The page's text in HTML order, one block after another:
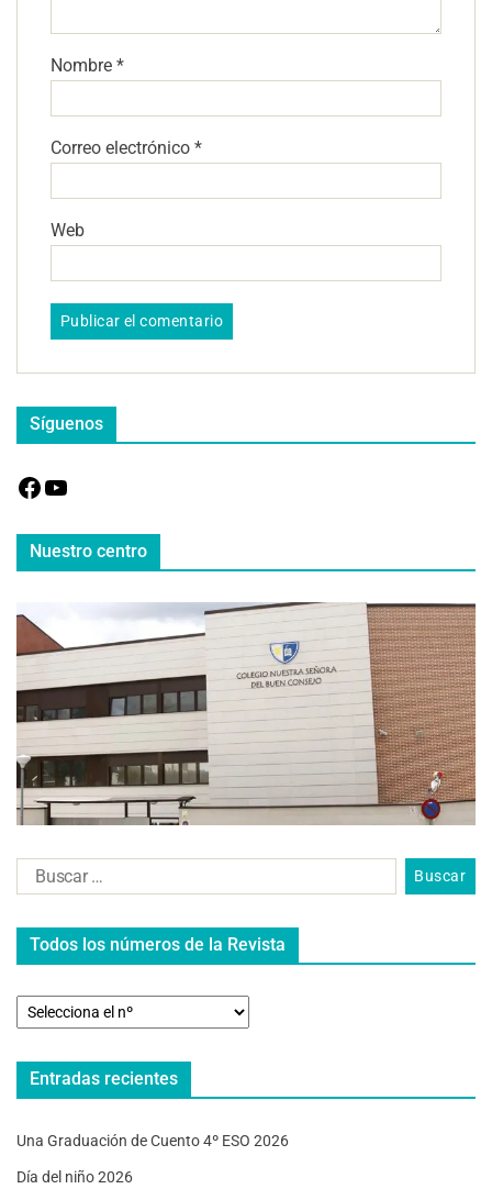
Nombre *
Correo electrónico *
Web
Síguenos
Nuestro centro
Todos los números de la Revista
Entradas recientes
Una Graduación de Cuento 4º ESO 2026
Día del niño 2026